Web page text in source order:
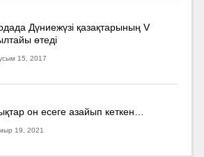
Дүниежүзі қазақтарының V
өтеді
15, 2017
он есеге азайып кеткен…
19, 2021